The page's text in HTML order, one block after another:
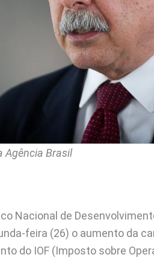
Agência Brasil
Nacional de
feira (26) o aumento da
do IOF (Imposto sobre